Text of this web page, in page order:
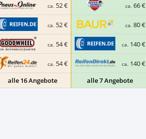
ca. 52 €
ca. 52 €
ca. 54 €
ca. 54 €
alle 16 Angebote
ca.66 €
ca.80 €
ca. 140 €
ca. 140 €
alle 7 Angebote